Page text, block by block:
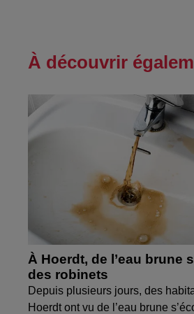
À découvrir
À Hoerdt, de l’eau brune
des robinets
Depuis plusieurs jours, des
Hoerdt ont vu de l’eau brune